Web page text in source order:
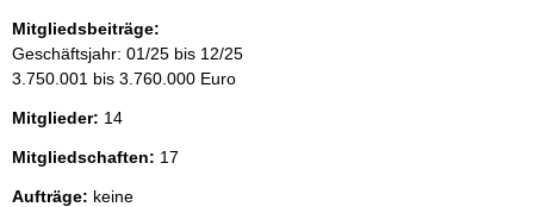
Mitgliedsbeiträge:
Geschäftsjahr: 01/25 bis 12/25
3.750.001 bis 3.760.000 Euro
Mitglieder: 14
Mitgliedschaften: 17
Aufträge: keine